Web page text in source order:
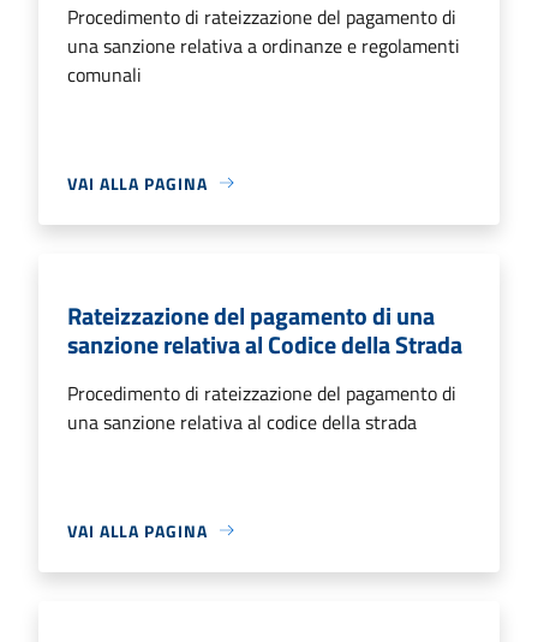
Procedimento di rateizzazione del pagamento di
una sanzione relativa a ordinanze e regolamenti
comunali
VAI ALLA PAGINA
Rateizzazione del pagamento di una
sanzione relativa al Codice della Strada
Procedimento di rateizzazione del pagamento di
una sanzione relativa al codice della strada
VAI ALLA PAGINA